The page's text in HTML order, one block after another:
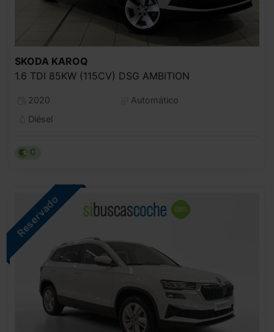
SKODA KAROQ
1.6 TDI 85KW (115CV) DSG AMBITION
2020
Automático
Diésel
C